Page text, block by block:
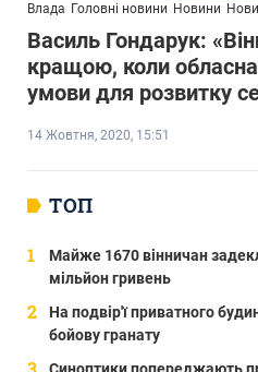
Влада Головні новини Новини
Василь Гондарук:
кращою, коли
умови для розвитку
14 Жовтня, 2020, 15:51
ТОП
Майже 1670 вінничан
мільйон гривень
На подвір'ї приватного
бойову гранату